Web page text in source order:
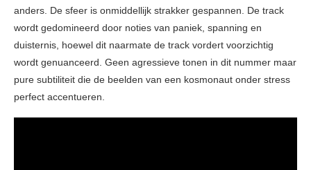
anders. De sfeer is onmiddellijk strakker gespannen. De track
wordt gedomineerd door noties van paniek, spanning en
duisternis, hoewel dit naarmate de track vordert voorzichtig
wordt genuanceerd. Geen agressieve tonen in dit nummer maar
pure subtiliteit die de beelden van een kosmonaut onder stress
perfect accentueren.